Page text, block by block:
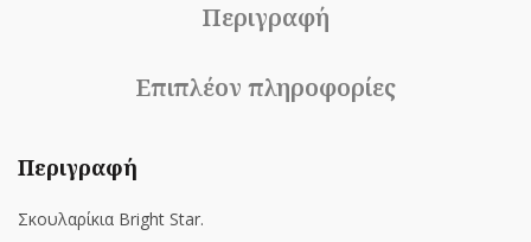
Περιγραφή
Επιπλέον πληροφορίες
Περιγραφή
Σκουλαρίκια Bright Star.